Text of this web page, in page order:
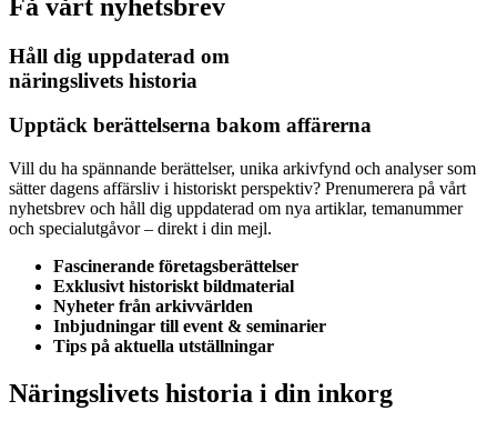
Få vårt nyhetsbrev
Håll dig uppdaterad om
näringslivets historia
Upptäck berättelserna bakom affärerna
Vill du ha spännande berättelser, unika arkivfynd och analyser som
sätter dagens affärsliv i historiskt perspektiv? Prenumerera på vårt
nyhetsbrev och håll dig uppdaterad om nya artiklar, temanummer
och specialutgåvor – direkt i din mejl.
Fascinerande företagsberättelser
Exklusivt historiskt bildmaterial
Nyheter från arkivvärlden
Inbjudningar till event & seminarier
Tips på aktuella utställningar
Näringslivets historia i din inkorg